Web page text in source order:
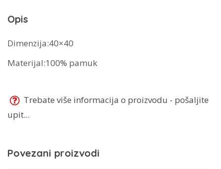
Opis
Dimenzija:40×40
Materijal:100% pamuk
Trebate više informacija o proizvodu - pošaljite
upit...
Povezani proizvodi